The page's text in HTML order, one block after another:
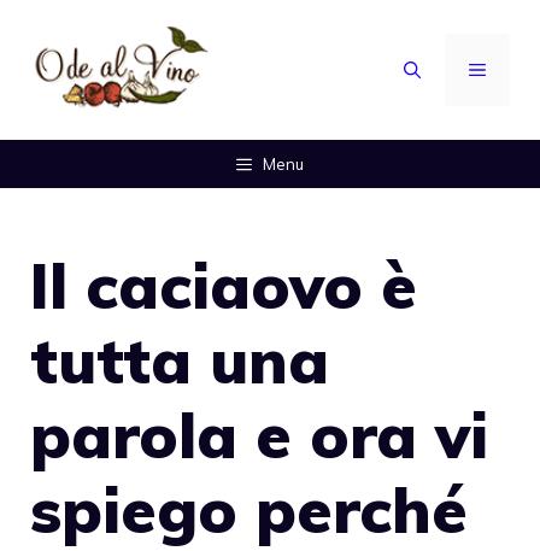
contenuto
MENU
Menu
Il caciaovo è
tutta una
parola e ora vi
spiego perché